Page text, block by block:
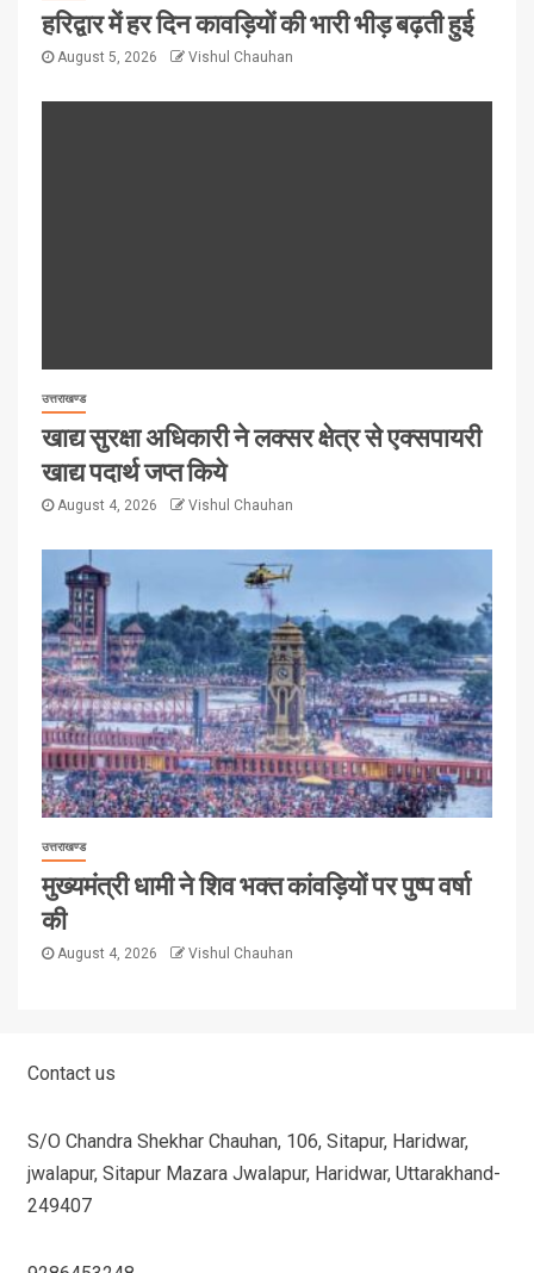
हरिद्वार में हर दिन कावड़ियों की भारी भीड़ बढ़ती हुई
August 5, 2026 Vishul Chauhan
उत्तराखण्ड
खाद्य सुरक्षा अधिकारी ने लक्सर क्षेत्र से एक्सपायरी
खाद्य पदार्थ जप्त किये
August 4, 2026 Vishul Chauhan
उत्तराखण्ड
मुख्यमंत्री धामी ने शिव भक्त कांवड़ियों पर पुष्प वर्षा
की
August 4, 2026 Vishul Chauhan
Contact us
S/O Chandra Shekhar Chauhan, 106, Sitapur, Haridwar,
jwalapur, Sitapur Mazara Jwalapur, Haridwar, Uttarakhand-
249407